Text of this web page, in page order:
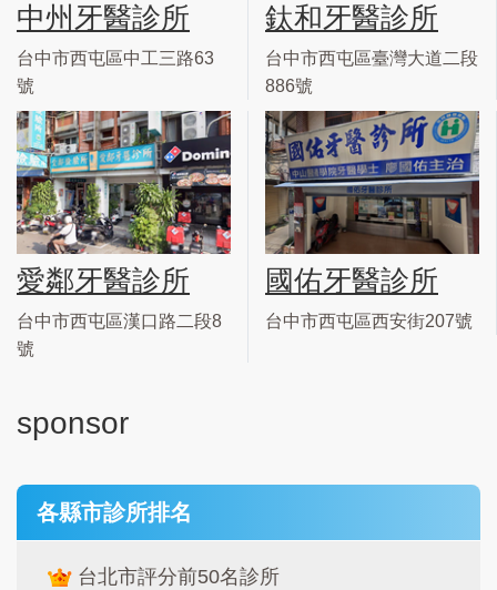
中州牙醫診所
台中市西屯區中工三路63
號
鈦和牙醫診所
台中市西屯區臺灣大道二段
886號
愛鄰牙醫診所
台中市西屯區漢口路二段8
號
國佑牙醫診所
台中市西屯區西安街207號
sponsor
各縣市診所排名
台北市評分前50名診所